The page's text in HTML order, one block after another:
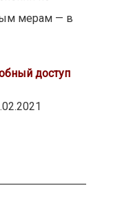
мерам — в
доступ